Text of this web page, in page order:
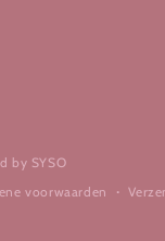
by SYSO
voorwaarden